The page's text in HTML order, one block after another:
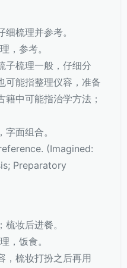
梳理并参考。
，参考。
子梳理一般，仔细分
可能指整理仪容，准备
籍中可能指治学方法；
面组合。
(Imagined:
Preparatory
妆后进餐。
，饭食。
，梳妆打扮之后再用